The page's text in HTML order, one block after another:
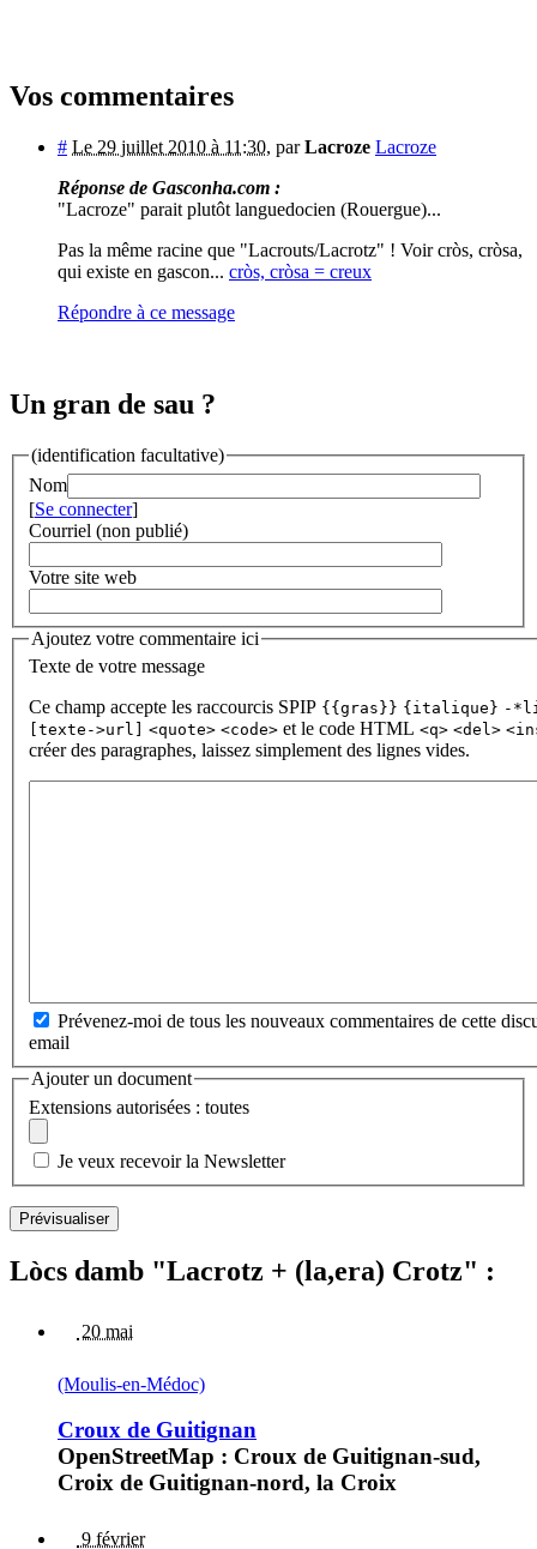
Vos commentaires
# Le 29 juillet 2010 à 11:30, parLacroze Lacroze
Réponse de Gasconha.com :
"Lacroze" parait plutôt languedocien (Rouergue)...
Pas la même racine que "Lacrouts/Lacrotz" ! Voir cròs, cròsa,
qui existe en gascon... cròs, cròsa = creux
Répondre à ce message
Un gran de sau ?
(identification facultative)
Nom
[Se connecter]
Courriel (non publié)
Votre site web
Ajoutez votre commentaire ici
Texte de votre message
Ce champ accepte les raccourcis SPIP {{gras}} {italique} -
[texte->url]
<quote> <code> et le code HTML <q> <del>
créer des paragraphes, laissez simplement des lignes vides.
Prévenez-moi de tous les nouveaux commentaires de cette
email
Ajouter un document
Extensions autorisées : toutes
Je veux recevoir la Newsletter
Lòcs damb "Lacrotz + (la,era) Crotz" :
20 mai
(Moulis-en-Médoc)
Croux de Guitignan
OpenStreetMap : Croux de Guitignan-sud,
Croix de Guitignan-nord, la Croix
9 février